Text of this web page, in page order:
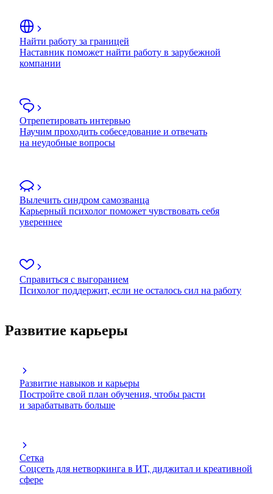
Найти работу за границей
Наставник поможет найти работу в зарубежной
компании
Отрепетировать интервью
Научим проходить собеседование и отвечать
на неудобные вопросы
Вылечить синдром самозванца
Карьерный психолог поможет чувствовать себя
увереннее
Справиться с выгоранием
Психолог поддержит, если не осталось сил на работу
Развитие карьеры
Развитие навыков и карьеры
Постройте свой план обучения, чтобы расти
и зарабатывать больше
Сетка
Соцсеть для нетворкинга в ИТ, диджитал и креативной
сфере